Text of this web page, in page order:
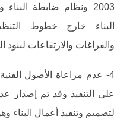
2003 ونظام ضابطة
البناء خارج خطوط
والفراغات والارتفاعات لبنود
4- عدم مراعاة الأصول
على التنفيذ وقد تم إصدار
لتصميم وتنفيذ أعمال البناء